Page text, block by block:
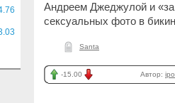
Андреем Джеджулой и
сексуальных фото в
Santa
-15.00 Автор: